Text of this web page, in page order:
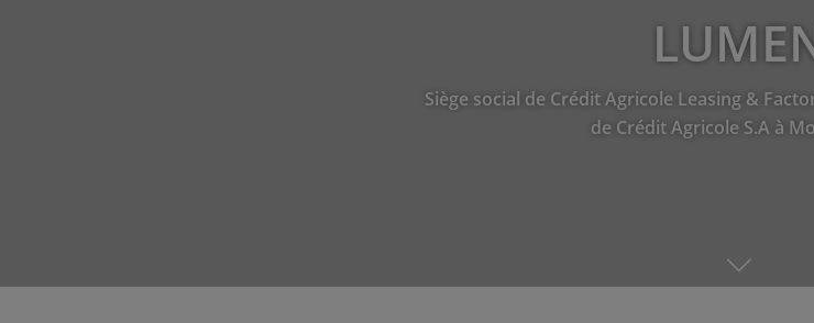
Siège social de Crédit Agricole Leasing &
de Crédit Agricole S.A à